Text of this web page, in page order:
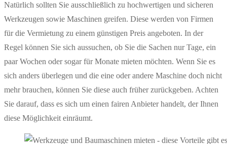
Natürlich sollten Sie ausschließlich zu hochwertigen und sicheren
Werkzeugen sowie Maschinen greifen. Diese werden von Firmen
für die Vermietung zu einem günstigen Preis angeboten. In der
Regel können Sie sich aussuchen, ob Sie die Sachen nur Tage, ein
paar Wochen oder sogar für Monate mieten möchten. Wenn Sie es
sich anders überlegen und die eine oder andere Maschine doch nicht
mehr brauchen, können Sie diese auch früher zurückgeben. Achten
Sie darauf, dass es sich um einen fairen Anbieter handelt, der Ihnen
diese Möglichkeit einräumt.